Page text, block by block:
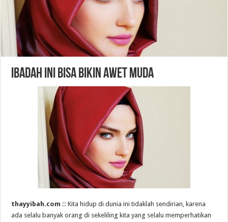
Ibadah Ini Bisa Bikin Awet Muda
thayyibah.com ::Kita hidup di dunia ini tidaklah sendirian, karena
ada selalu banyak orang di sekeliling kita yang selalu memperhatikan